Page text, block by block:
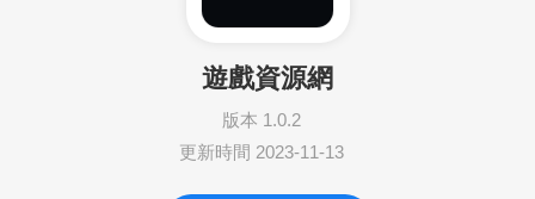
遊戲資源網
版本 1.0.2
更新時間 2023-11-13